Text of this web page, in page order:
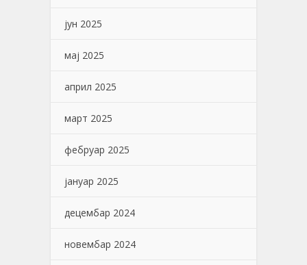
јун 2025
мај 2025
април 2025
март 2025
фебруар 2025
јануар 2025
децембар 2024
новембар 2024